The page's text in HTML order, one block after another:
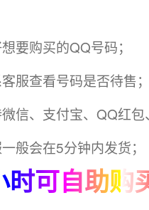
要购买的QQ号码；
服查看号码是否待售；
微信、支付宝、QQ红
般会在5分钟内发货；
时可自助购